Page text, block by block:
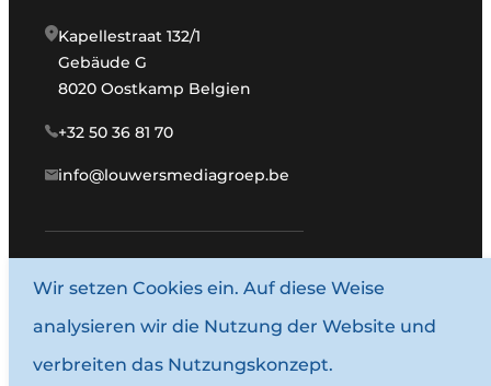
Kapellestraat 132/1
Gebäude G
8020 Oostkamp Belgien
+32 50 36 81 70
info@louwersmediagroep.be
www.louwersmediagroep.com
© 1987–2026 Louwersmediagroep.
Allgemeine Bedingungen und Konditionen
Wir setzen Cookies ein. Auf diese Weise
analysieren wir die Nutzung der Website und
verbreiten das Nutzungskonzept.